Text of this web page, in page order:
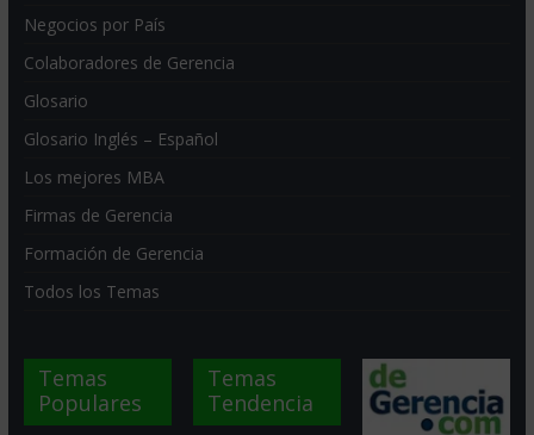
Negocios por País
Colaboradores de Gerencia
Glosario
Glosario Inglés – Español
Los mejores MBA
Firmas de Gerencia
Formación de Gerencia
Todos los Temas
Temas
Populares
Temas
Tendencia